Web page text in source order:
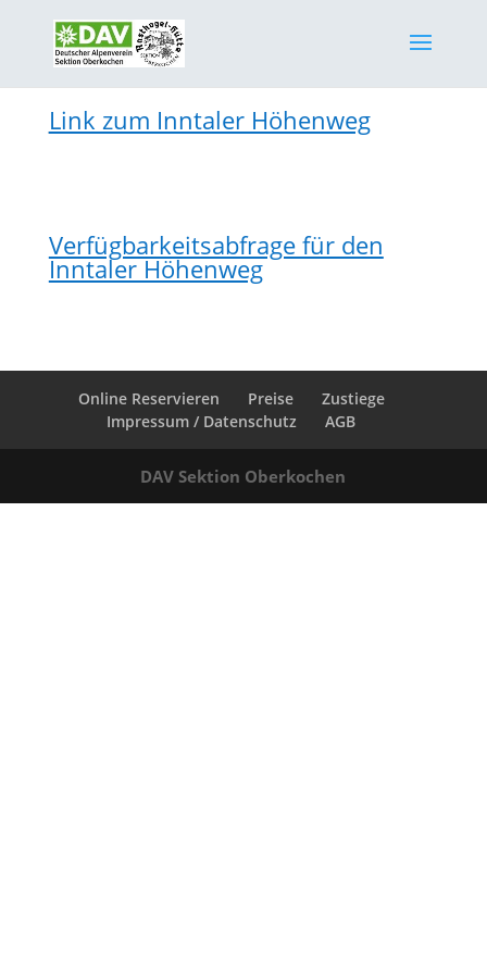
Link zum Inntaler Höhenweg
Verfügbarkeitsabfrage für den
Inntaler Höhenweg
Online Reservieren Preise
Zustiege
Impressum / Datenschutz
AGB
DAV Sektion Oberkochen